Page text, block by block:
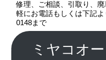
修理、ご相談、引取り、
軽にお電話もしくは下記
0148まで
ミヤコオ